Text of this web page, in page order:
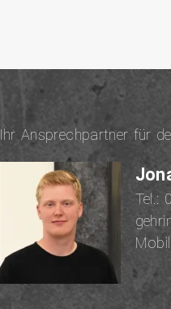
Ihr An­sprech­part­ner für
Tel.: